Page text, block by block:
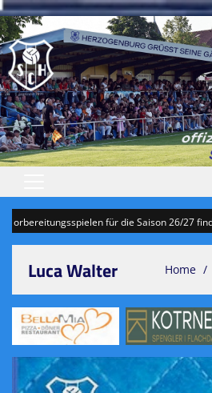
Startseite
Veranstaltungen
Patronanz/ Ballspende / Spende
Sponsoren
Vereinsvorst./Jubiläumszeitung
Funktionäre und Trainer
für die Saison 26/27 findet
Luca Walter Home